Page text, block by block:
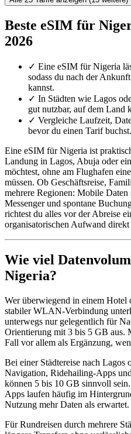
Beste eSIM für
2026
✓ Eine eSIM für Nigeria
sodass du nach der
kannst.
✓ In Städten wie Lagos
gut nutzbar, auf dem Land
✓ Vergleiche Laufzeit,
bevor du einen Tarif buchst.
Eine eSIM für Nigeria ist
Landung in Lagos, Abuja oder
möchtest, ohne am Flughafen
müssen. Ob Geschäftsreise,
mehrere Regionen: Mobile
Messenger und spontane
richtest du alles vor der Abreise
organisatorischen Aufwand
Wie viel
Nigeria?
Wer überwiegend in einem Hotel
stabiler WLAN-Verbindung
unterwegs nur gelegentlich für
Orientierung mit 3 bis 5 GB aus.
Fall vor allem als Ergänzung,
Bei einer Städtereise nach Lagos
Navigation, Ridehailing-Apps
können 5 bis 10 GB sinnvoll
Apps laufen häufig im
Nutzung mehr Daten als erwartet.
Für Rundreisen durch mehrere